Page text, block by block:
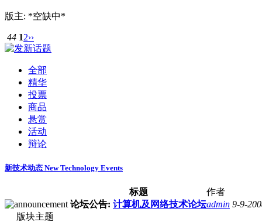
版主: *空缺中*
44 12››
全部
精华
投票
商品
悬赏
活动
辩论
新技术动态 New Technology Events
标题
作者
论坛公告: 计算机及网络技术论坛admin 9-9-
版块主题